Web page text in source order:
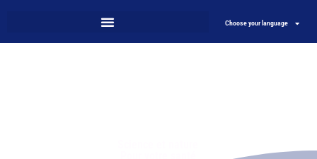
Choose your language